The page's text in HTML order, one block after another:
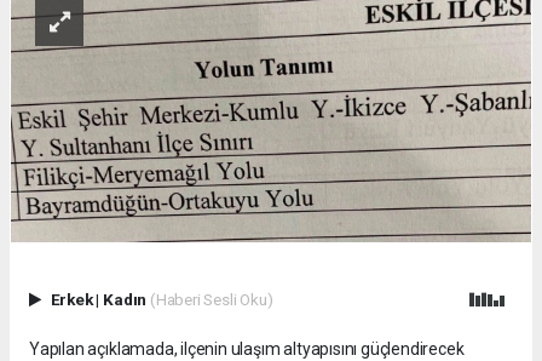
Erkek| Kadın (Haberi Sesli Oku)
Yapılan açıklamada, ilçenin ulaşım altyapısını güçlendirecek